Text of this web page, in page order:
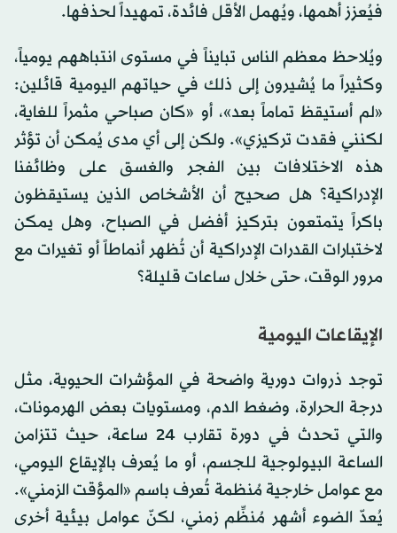
فيُعزز أهمها، ويُهمل الأقل فائدة، تمهيداً لحذفها.
ويُلاحظ معظم الناس تبايناً في مستوى انتباههم يومياً،
وكثيراً ما يُشيرون إلى ذلك في حياتهم اليومية قائلين:
«لم أستيقظ تماماً بعد»، أو «كان صباحي مثمراً للغاية،
لكنني فقدت تركيزي». ولكن إلى أي مدى يُمكن أن تؤثر
هذه الاختلافات بين الفجر والغسق على وظائفنا
الإدراكية؟ هل صحيح أن الأشخاص الذين يستيقظون
باكراً يتمتعون بتركيز أفضل في الصباح، وهل يمكن
لاختبارات القدرات الإدراكية أن تُظهر أنماطاً أو تغيرات مع
مرور الوقت، حتى خلال ساعات قليلة؟
الإيقاعات اليومية
توجد ذروات دورية واضحة في المؤشرات الحيوية، مثل
درجة الحرارة، وضغط الدم، ومستويات بعض الهرمونات،
والتي تحدث في دورة تقارب 24 ساعة، حيث تتزامن
الساعة البيولوجية للجسم، أو ما يُعرف بالإيقاع اليومي،
مع عوامل خارجية مُنظمة تُعرف باسم «المؤقت الزمني».
يُعدّ الضوء أشهر مُنظِّم زمني، لكنّ عوامل بيئية أخرى